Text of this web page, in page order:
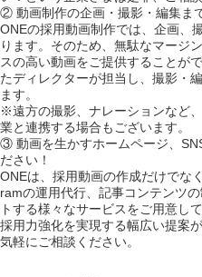
② 動画制作の企画・撮影・編集ま
ONEの採用動画制作では、企画、
ります。そのため、無駄なマージ
スの高い動画をご提供することが
たディレクターが担当し、撮影・
ます。
※遠方の撮影、ナレーションなど
業と連携する場合もございます。
③ 動画を生かすホームページ、
ださい！
ONEは、採用動画の作成だけでな
ramの運用代行、記事コンテンツ
トする様々なサービスをご用意して
採用力強化を実現する幅広い提案
気軽にご相談ください。